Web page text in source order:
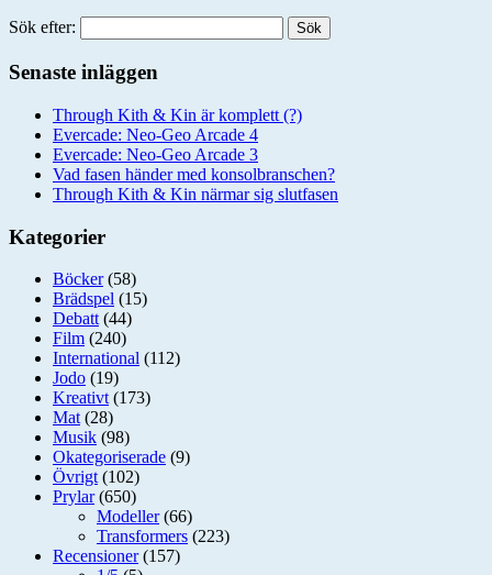
Sök efter:
Senaste inläggen
Through Kith & Kin är komplett (?)
Evercade: Neo-Geo Arcade 4
Evercade: Neo-Geo Arcade 3
Vad fasen händer med konsolbranschen?
Through Kith & Kin närmar sig slutfasen
Kategorier
Böcker(58)
Brädspel (15)
Debatt (44)
Film (240)
International (112)
Jodo (19)
Kreativt (173)
Mat (28)
Musik (98)
Okategoriserade (9)
Övrigt (102)
Prylar(650)
Modeller(66)
Transformers (223)
Recensioner(157)